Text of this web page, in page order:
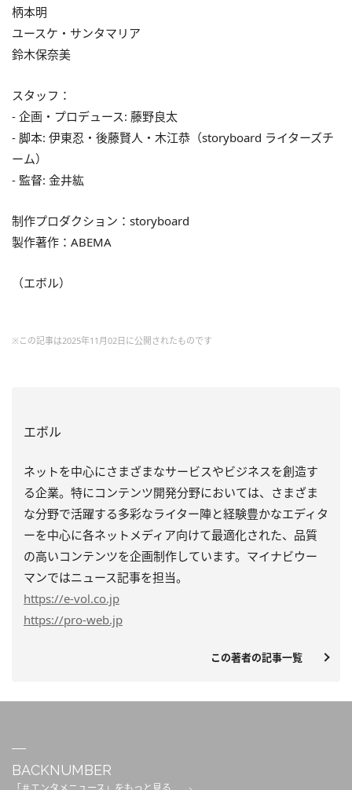
柄本明
ユースケ・サンタマリア
鈴木保奈美
スタッフ：
‐ 企画・プロデュース: 藤野良太
‐ 脚本: 伊東忍・後藤賢人・木江恭（storyboard ライターズチ
ーム）
‐ 監督: 金井紘
制作プロダクション：storyboard
製作著作：ABEMA
（エボル）
※この記事は2025年11月02日に公開されたものです
エボル
ネットを中心にさまざまなサービスやビジネスを創造す
る企業。特にコンテンツ開発分野においては、さまざま
な分野で活躍する多彩なライター陣と経験豊かなエディタ
ーを中心に各ネットメディア向けて最適化された、品質
の高いコンテンツを企画制作しています。マイナビウー
マンではニュース記事を担当。
https://e-vol.co.jp
https://pro-web.jp
この著者の記事一覧
BACKNUMBER